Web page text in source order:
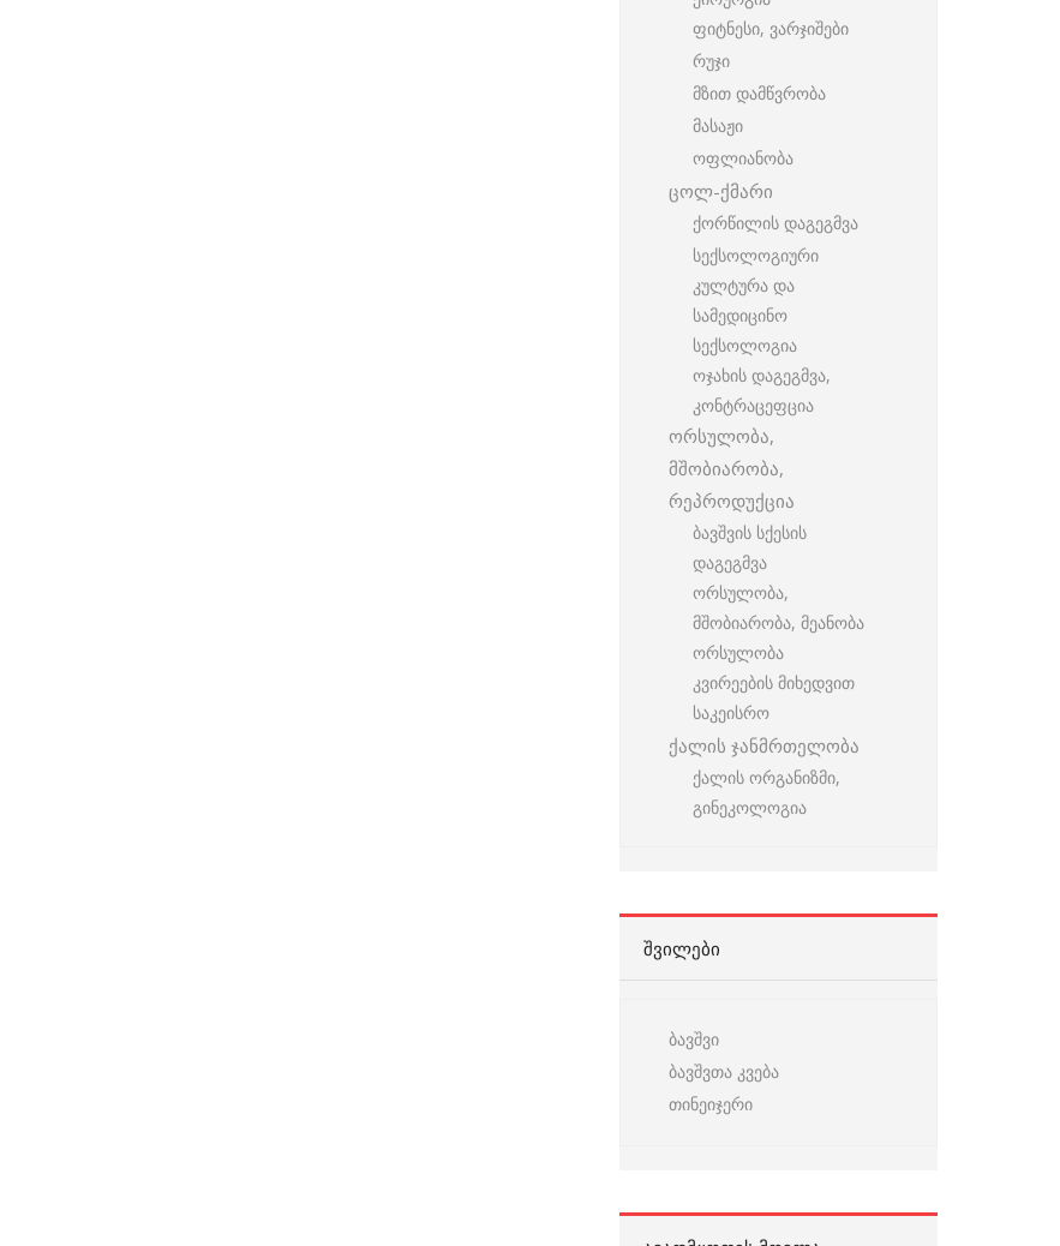
ფიტნესი, ვარჯიშები
რუჯი
მზით დამწვრობა
მასაჟი
ოფლიანობა
ცოლ-ქმარი
ქორწილის დაგეგმვა
სექსოლოგიური
კულტურა და
სამედიცინო
სექსოლოგია
ოჯახის დაგეგმვა,
კონტრაცეფცია
ორსულობა,
მშობიარობა,
რეპროდუქცია
ბავშვის სქესის
დაგეგმვა
ორსულობა,
მშობიარობა, მეანობა
ორსულობა
კვირეების მიხედვით
საკეისრო
ქალის ჯანმრთელობა
ქალის ორგანიზმი,
გინეკოლოგია
ᲨᲕᲘᲚᲔᲑᲘ
ბავშვი
ბავშვთა კვება
თინეიჯერი